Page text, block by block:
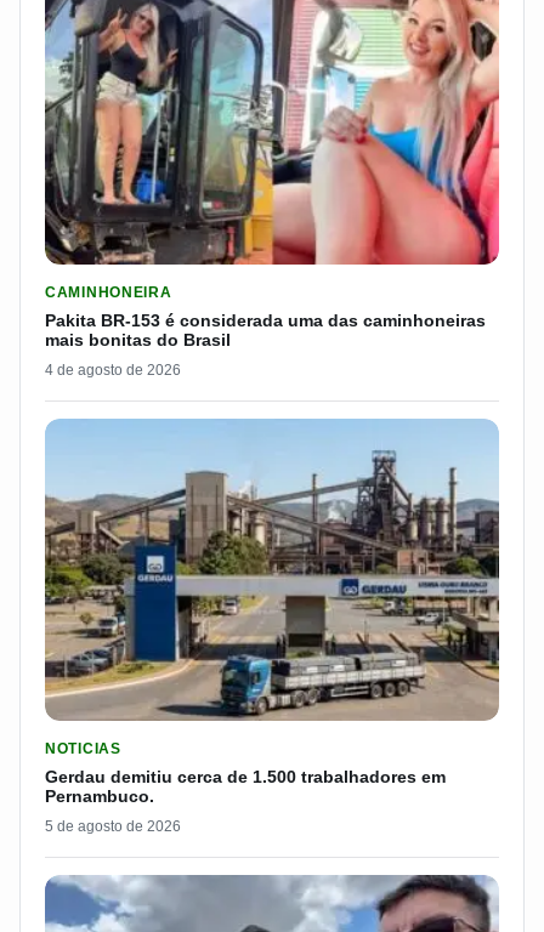
CAMINHONEIRA
Pakita BR-153 é considerada uma das caminhoneiras
mais bonitas do Brasil
4 de agosto de 2026
NOTICIAS
Gerdau demitiu cerca de 1.500 trabalhadores em
Pernambuco.
5 de agosto de 2026